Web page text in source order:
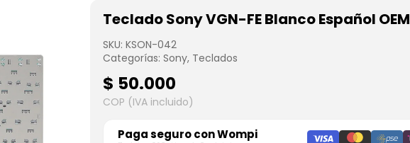
Teclado Sony VGN-FE Blanco Español OEM
SKU: KSON-042
Categorías: Sony, Teclados
$ 50.000
COP (IVA incluido)
Paga seguro conWompi